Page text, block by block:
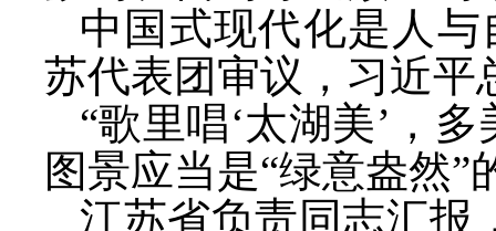
中国式现代化是人
苏代表团审议，习近平
“歌里唱‘太湖美’，
图景应当是“绿意盎然”
江苏省负责同志汇报